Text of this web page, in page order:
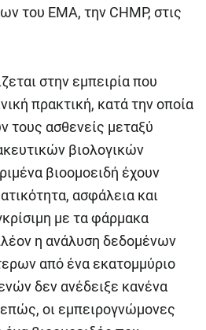
του EMA, την CHMP, στις
στην εμπειρία που
πρακτική, κατά την οποία
τους ασθενείς μεταξύ
βιολογικών
βιοομοειδή έχουν
ασφάλεια και
με τα φάρμακα
η ανάλυση δεδομένων
από ένα εκατομμύριο
δεν ανέδειξε κανένα
οι εμπειρογνώμονες